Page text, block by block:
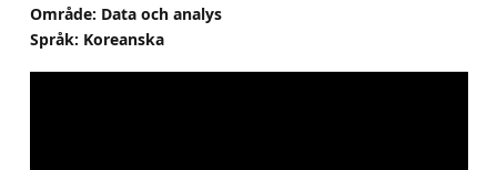
Område: Data och analys
Språk: Koreanska